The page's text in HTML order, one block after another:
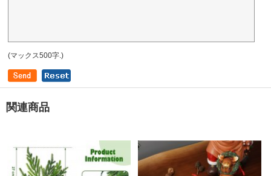
(マックス500字.)
関連商品